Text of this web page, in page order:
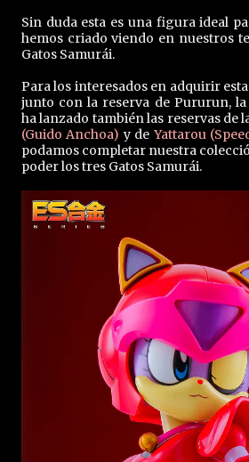
Sin duda esta es una figura ideal
hemos criado viendo en nuestros
Gatos Samurái.
Para los interesados en adquirir
junto con la reserva de Pururun,
ha lanzado también las reservas de
(Guido Anchoa) y de Yattarou (
podamos completar nuestra
poder los tres Gatos Samurái.